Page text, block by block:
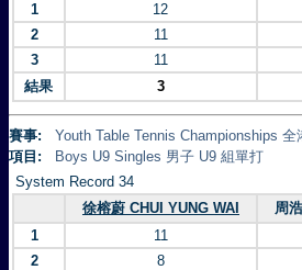
1
12
2
11
3
11
結果
3
賽事:
Youth Table Tennis Championships
項目:
Boys U9 Singles 男子 U9 組單打
System Record 34
徐榕蔚 CHUI YUNG WAI
周
1
11
2
8